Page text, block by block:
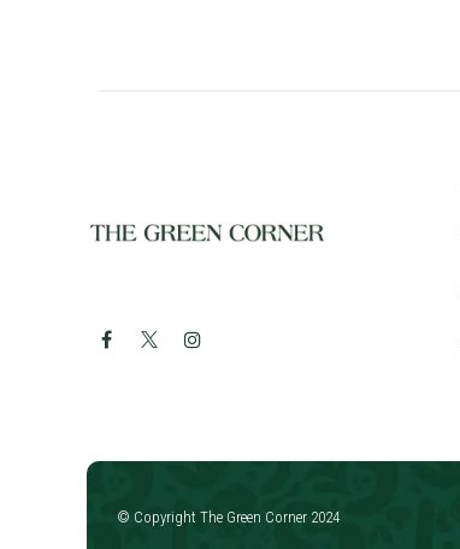
© Copyright The Green Corner 2024